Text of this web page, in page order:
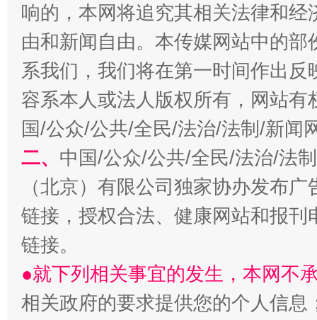
解纷+调解+退费，一次搞定
响的，本网将追究其相关法律和
由和新闻自由。本传媒网站中的
系我们，我们将在第一时间作出
容系本人或法人版权所有，网站
国/公众/公共/全民/法治/法制/新闻
二、 中国/公众/公共/全民/法治/法
（北京）有限公司独家协办发布
链接，授权合法、健康网站和报
链接。
●就下列相关事宜的发生，本网不
相关政府的要求提供您的个人信息